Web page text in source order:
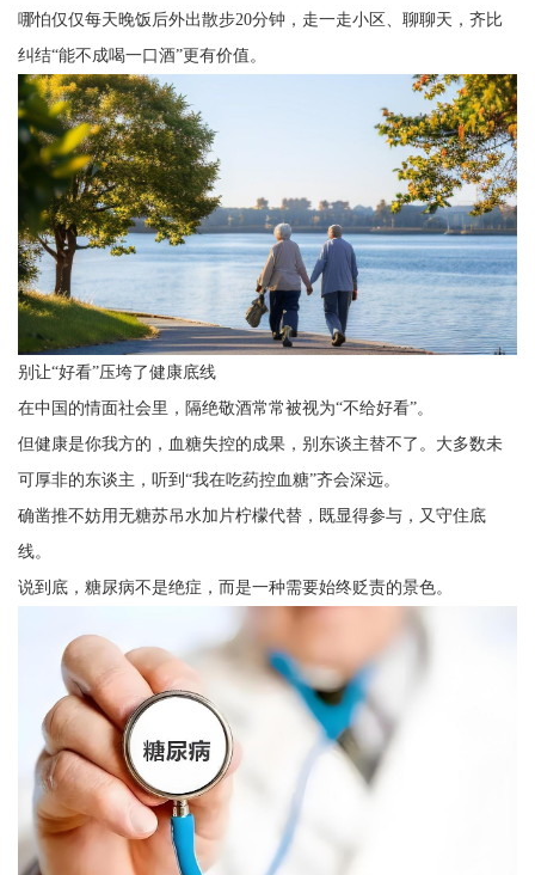
哪怕仅仅每天晚饭后外出散步20分钟，走一走小区、聊聊天，齐比
纠结“能不成喝一口酒”更有价值。
别让“好看”压垮了健康底线
在中国的情面社会里，隔绝敬酒常常被视为“不给好看”。
但健康是你我方的，血糖失控的成果，别东谈主替不了。大多数未
可厚非的东谈主，听到“我在吃药控血糖”齐会深远。
确凿推不妨用无糖苏吊水加片柠檬代替，既显得参与，又守住底
线。
说到底，糖尿病不是绝症，而是一种需要始终贬责的景色。